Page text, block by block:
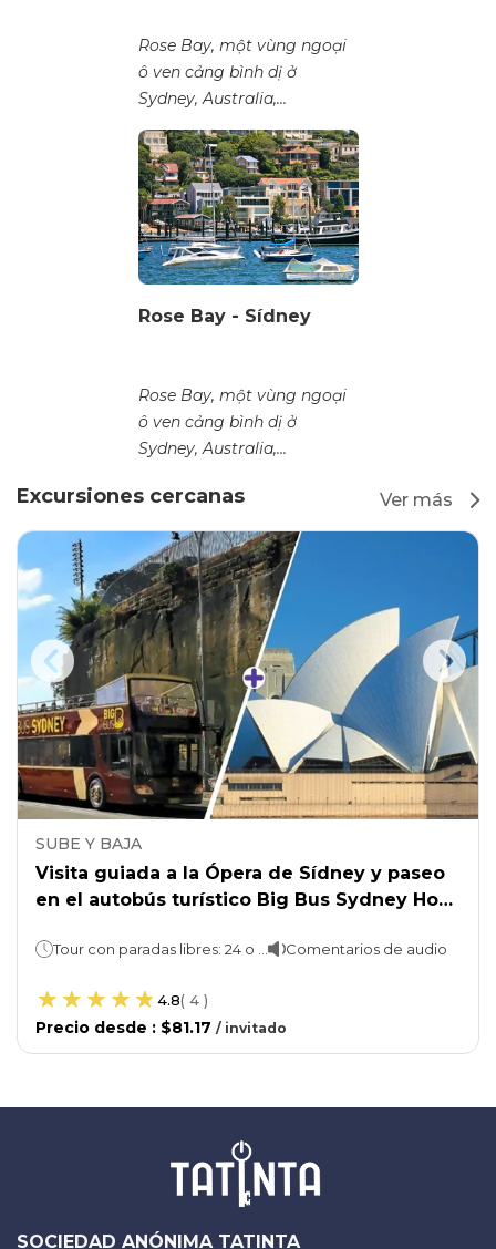
Rose Bay, một vùng ngoại
ô ven cảng bình dị ở
Sydney, Australia,...
Rose Bay - Sídney
Rose Bay, một vùng ngoại
ô ven cảng bình dị ở
Sydney, Australia,...
Excursiones cercanas Ver más
SUBE Y BAJA
Visita guiada a la Ópera de Sídney y paseo
en el autobús turístico Big Bus Sydney Hop-
Tour con paradas libres: 24 o 48 horas; Ópera de Sídney: 1 hora Comentarios de audio
4.8( 4 )
Precio desde : $81.17 / invitado
SOCIEDAD ANÓNIMA TATINTA